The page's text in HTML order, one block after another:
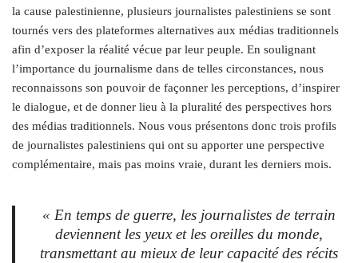
la cause palestinienne, plusieurs journalistes palestiniens se sont
tournés vers des plateformes alternatives aux médias traditionnels
afin d’exposer la réalité vécue par leur peuple. En soulignant
l’importance du journalisme dans de telles circonstances, nous
reconnaissons son pouvoir de façonner les perceptions, d’inspirer
le dialogue, et de donner lieu à la pluralité des perspectives hors
des médias traditionnels. Nous vous présentons donc trois profils
de journalistes palestiniens qui ont su apporter une perspective
complémentaire, mais pas moins vraie, durant les derniers mois.
« En temps de guerre, les journalistes de terrain
deviennent les yeux et les oreilles du monde,
transmettant au mieux de leur capacité des récits